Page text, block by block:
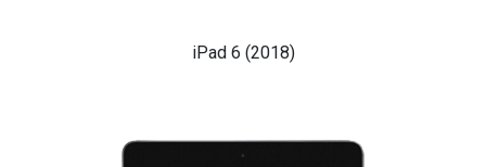
iPad 6 (2018)